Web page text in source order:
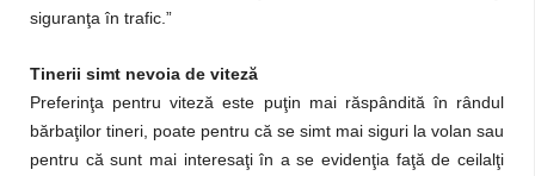
siguranţa în trafic.”
Tinerii simt nevoia de viteză
Preferinţa pentru viteză este puţin mai răspândită în rândul
bărbaţilor tineri, poate pentru că se simt mai siguri la volan sau
pentru că sunt mai interesaţi în a se evidenţia faţă de ceilalţi